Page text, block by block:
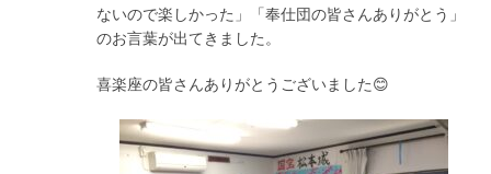
ないので楽しかった」「奉仕団の皆さんありがとう」
のお言葉が出てきました。
喜楽座の皆さんありがとうございました 😊